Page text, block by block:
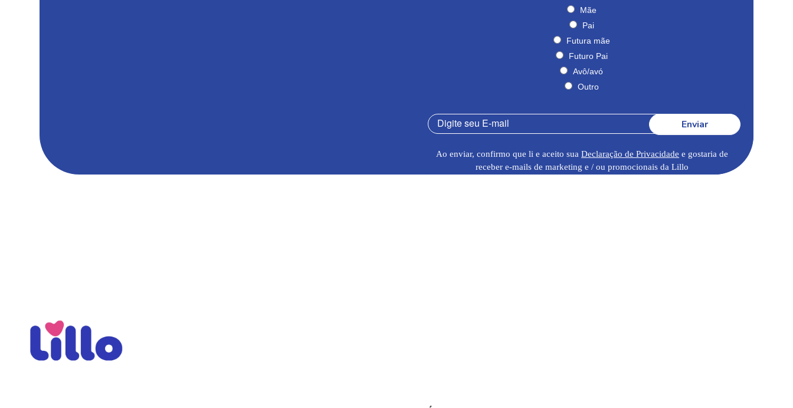
Mãe
Pai
Futura mãe
Futuro Pai
Avô/avó
Outro
Enviar
Ao enviar, confirmo que li e aceito suaDeclaração de Privacidade e gostaria de
receber e-mails de marketing e / ou promocionais da Lillo